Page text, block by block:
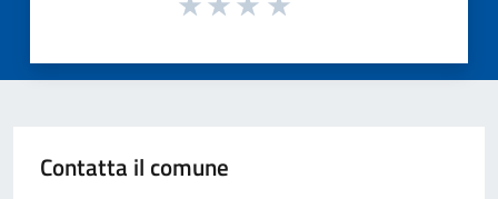
Contatta il comune